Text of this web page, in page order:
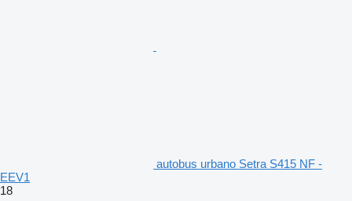
autobus urbano Setra S415 NF -
EEV1
18